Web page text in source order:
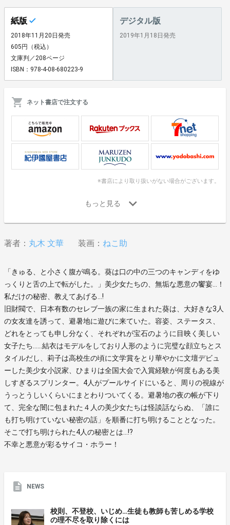
紙版
2018年11月20日発売
605円（税込）
文庫判／208ページ
ISBN：978-4-08-680223-9
デジタル版
2019年1月18日発売
ネット書店で注文する
※書店により取り扱いがない場合がございます。
著者： 丸木 文華 装画： ねこ助
「きゅる、と小さく腹が鳴る。葵は口の中の三つのキャンディをゆ
っくりと舌の上で転がした。」美少女たちの、無垢な悪意の饗宴…！
私だけの秘密、教えてあげる…!
旧財閥で、日本有数のセレブ一族の家に生まれた葵は、大好きな3人
の女友達を誘って、避暑地に遊びに来ていた。容姿、ステータス、
どれをとっても申し分なく、それぞれが宝石のように目映く美しい
女子たち……結衣はモデルをしており人形のように完璧な顔立ちとス
タイルだし、莉子は高校生の頃に文学賞をとり華やかに文壇デビュ
ーした美少女小説家、ひまりは全国大会で入賞経験が何度もある美
しすぎるスプリンター。4人がプールサイドにいると、周りの視線が
うっとうしいくらいにまとわりついてくる。避暑地の夜の帳が下り
て、完全な闇に包まれた４人の美少女たちは怪談話ならぬ、「誰に
も打ち明けていない秘密の話」を順番に打ち明けることとなった。
そこで打ち明けられた4人の秘密とは…!?
不幸と悪意が彩るサイコ・ホラー！
NEWS
校則、不登校、いじめ…生徒も教師も苦しめる学校
の理不尽を取り除くには